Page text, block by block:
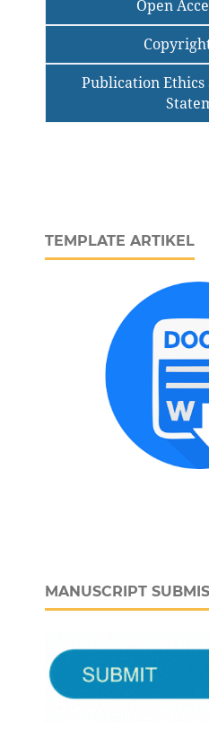
Open
Publication
TEMPLATE ARTIKEL
MANUSCRIPT